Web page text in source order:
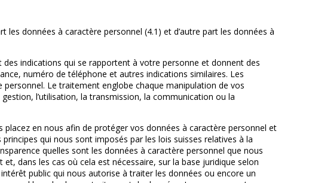
données à caractère personnel (4.1) et d’autre part les données à
indications qui se rapportent à votre personne et donnent des
numéro de téléphone et autres indications similaires. Les
Le traitement englobe chaque manipulation de vos
l’utilisation, la transmission, la communication ou la
en nous afin de protéger vos données à caractère personnel et
qui nous sont imposés par les lois suisses relatives à la
quelles sont les données à caractère personnel que nous
dans les cas où cela est nécessaire, sur la base juridique selon
public qui nous autorise à traiter les données ou encore un